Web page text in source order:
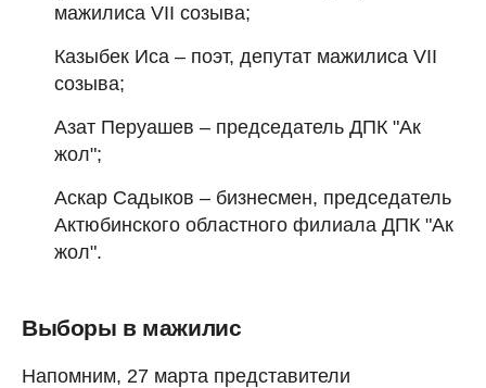
мажилиса VII созыва;
Казыбек Иса – поэт, депутат мажилиса VII
созыва;
Азат Перуашев – председатель ДПК "Ак
жол";
Аскар Садыков – бизнесмен, председатель
Актюбинского областного филиала ДПК "Ак
жол".
Выборы в мажилис
Напомним, 27 марта представители